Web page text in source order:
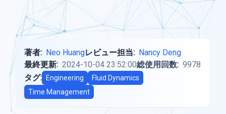
著者: Neo Huangレビュー担当: Nancy Deng
最終更新: 2024-10-04 23:52:00総使用回数: 9978
タグ:
Engineering
Fluid Dynamics
Time Management